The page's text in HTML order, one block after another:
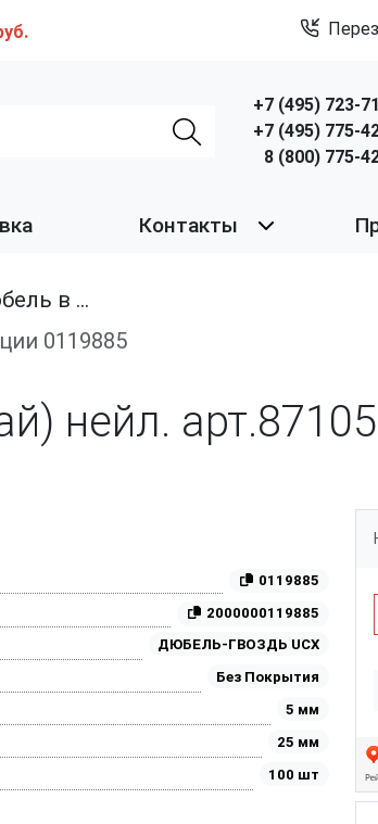
+7 (495) 723-
+7 (495) 775-
8 (800) 775-
Контакты
оцинк. гвоздя со шлицем Pozi.)
0119885
нейл.
0119885
2000000119885
ДЮБЕЛЬ-ГВОЗДЬ UCX
Без Покрытия
5 мм
25 мм
100 шт